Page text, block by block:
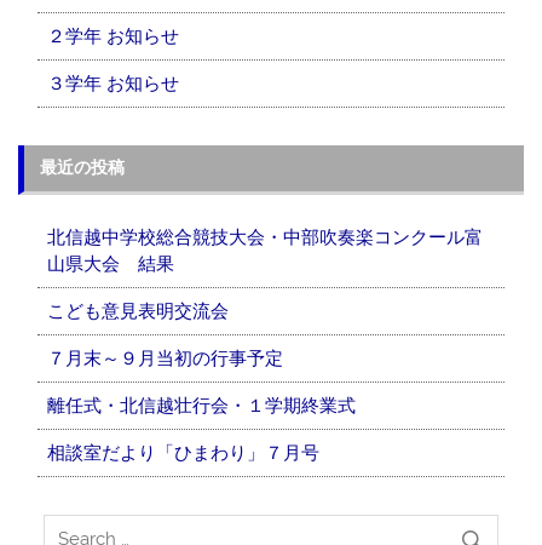
２学年 お知らせ
３学年 お知らせ
最近の投稿
北信越中学校総合競技大会・中部吹奏楽コンクール富
山県大会 結果
こども意見表明交流会
７月末～９月当初の行事予定
離任式・北信越壮行会・１学期終業式
相談室だより「ひまわり」７月号